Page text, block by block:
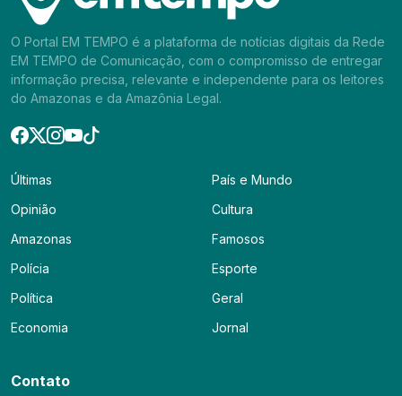
O Portal EM TEMPO é a plataforma de notícias digitais da Rede
EM TEMPO de Comunicação, com o compromisso de entregar
informação precisa, relevante e independente para os leitores
do Amazonas e da Amazônia Legal.
Últimas
Opinião
Amazonas
Polícia
Política
Economia
País e Mundo
Cultura
Famosos
Esporte
Geral
Jornal
Contato